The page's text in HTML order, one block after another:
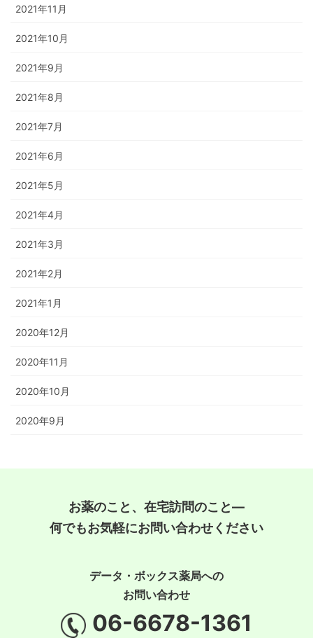
2021年11月
2021年10月
2021年9月
2021年8月
2021年7月
2021年6月
2021年5月
2021年4月
2021年3月
2021年2月
2021年1月
2020年12月
2020年11月
2020年10月
2020年9月
お薬のこと、在宅訪問のこと―
何でもお気軽にお問い合わせください
データ・ボックス薬局への
お問い合わせ
06-6678-1361